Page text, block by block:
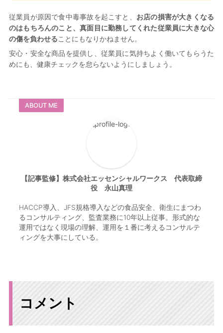
従業員が原因で食中毒事故を起こすと、 お店の損害が大きくなる
のはもちろんのこと、真面目に勤務してくれた従業員に大きな心
の傷を負わせることにもなりかねません。
安心・安全な商品を提供し、従業員に気持ちよく働いてもらうた
めにも、健康チェックを怠らないようにしましょう。
ABOUT ME
【記事監修】株式会社エッセンシャルワークス 代表取締
役 永山真理
HACCP導入、JFS規格導入などの食品安全、衛生にまつわ
るコンサルティング、監査業務に10年以上従事。形式的な
運用ではなく現場の理解、運用を１番に考えるコンサルテ
ィングを大事にしている。
コメント